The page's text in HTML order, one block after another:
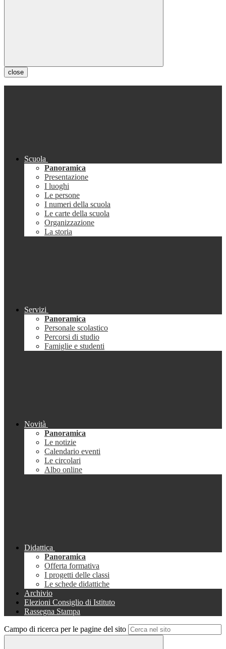
close
Scuola
Panoramica
Presentazione
I luoghi
Le persone
I numeri della scuola
Le carte della scuola
Organizzazione
La storia
Servizi
Panoramica
Personale scolastico
Percorsi di studio
Famiglie e studenti
Novità
Panoramica
Le notizie
Calendario eventi
Le circolari
Albo online
Didattica
Panoramica
Offerta formativa
I progetti delle classi
Le schede didattiche
Archivio
Elezioni Consiglio di Istituto
Rassegna Stampa
Campo di ricerca per le pagine del sito